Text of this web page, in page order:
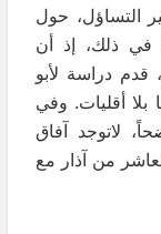
التساؤل، حول
في ذلك، إذ أن
قدم دراسة لأبو
سوريا بلا أقليات. وفي
لاتوجد آفاق
من آذار مع